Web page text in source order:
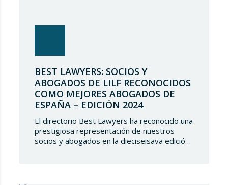
BEST LAWYERS: SOCIOS Y
ABOGADOS DE LILF RECONOCIDOS
COMO MEJORES ABOGADOS DE
ESPAÑA – EDICIÓN 2024
El directorio Best Lawyers ha reconocido una
prestigiosa representación de nuestros
socios y abogados en la dieciseisava edición